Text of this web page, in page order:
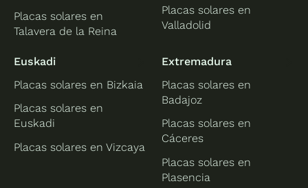
Placas solares en
Talavera de la Reina
Placas solares en
Valladolid
Euskadi
Placas solares en Bizkaia
Placas solares en
Euskadi
Placas solares en Vizcaya
Extremadura
Placas solares en
Badajoz
Placas solares en
Cáceres
Placas solares en
Plasencia